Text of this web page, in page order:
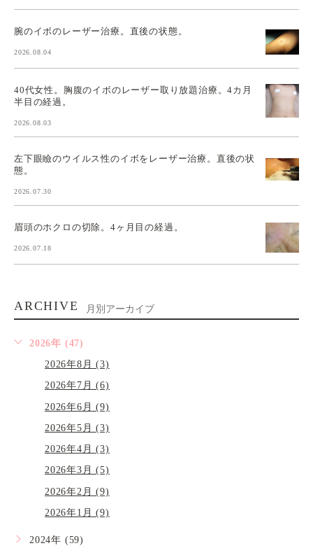
腕のイボのレーザー治療。直後の状態。
2026.08.04
40代女性。胸腹のイボのレーザー取り放題治療。4カ月
半目の経過。
2026.08.03
左下眼瞼のウイルス性のイボをレーザー治療。直後の状
態。
2026.07.30
眉頭のホクロの切除。4ヶ月目の経過。
2026.07.18
ARCHIVE 月別アーカイブ
2026年 (47)
2026年8月 (3)
2026年7月 (6)
2026年6月 (9)
2026年5月 (3)
2026年4月 (3)
2026年3月 (5)
2026年2月 (9)
2026年1月 (9)
2024年 (59)